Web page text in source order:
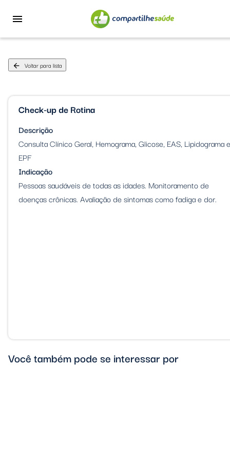
menu
arrow_back Voltar para lista
Check-up de Rotina
Descrição
Consulta Clínico Geral, Hemograma, Glicose, EAS, Lipidograma e
EPF
Indicação
Pessoas saudáveis de todas as idades. Monitoramento de
doenças crônicas. Avaliação de sintomas como fadiga e dor.
Você também pode se interessar por